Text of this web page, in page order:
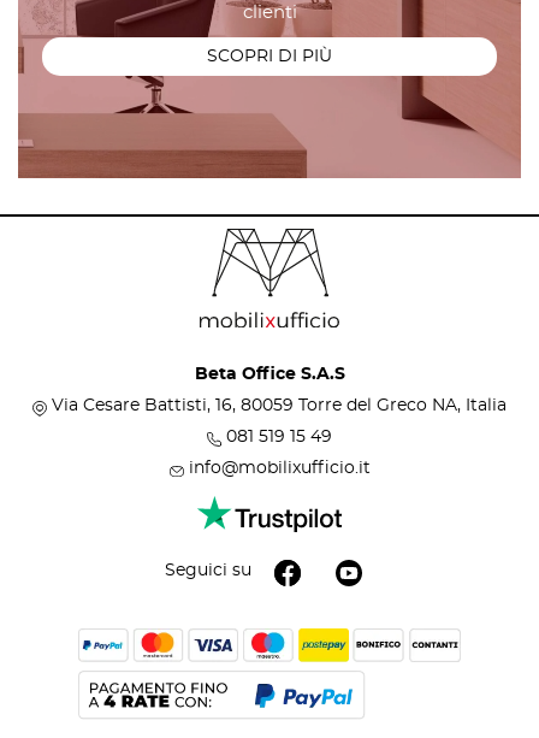
clienti
SCOPRI DI PIÙ
Beta Office S.A.S
Via Cesare Battisti, 16, 80059 Torre del Greco NA, Italia
081 519 15 49
info@mobilixufficio.it
Seguici su